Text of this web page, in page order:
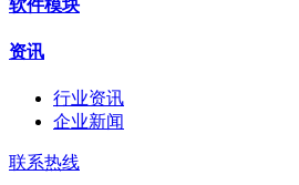
软件模块
资讯
行业资讯
企业新闻
联系热线